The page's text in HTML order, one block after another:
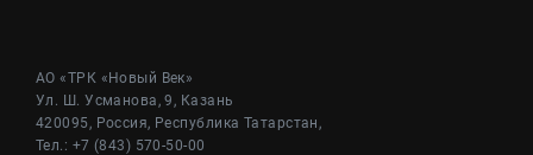
АО «ТРК «Новый Век»
Ул. Ш. Усманова, 9, Казань
420095, Россия, Республика Татарстан,
Тел.: +7 (843) 570-50-00